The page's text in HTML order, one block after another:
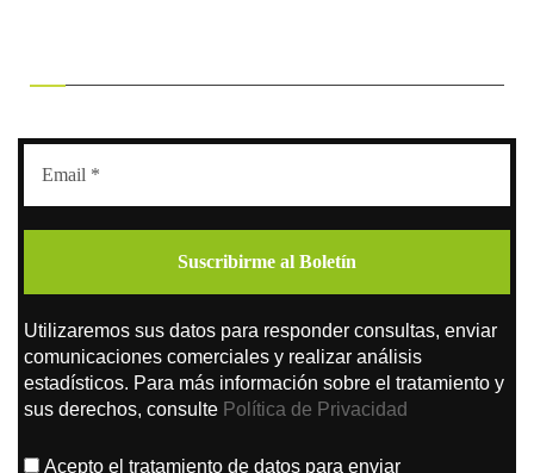
Utilizaremos sus datos para responder consultas, enviar
comunicaciones comerciales y realizar análisis
estadísticos. Para más información sobre el tratamiento y
sus derechos, consulte Política de Privacidad
Acepto el tratamiento de datos para enviar